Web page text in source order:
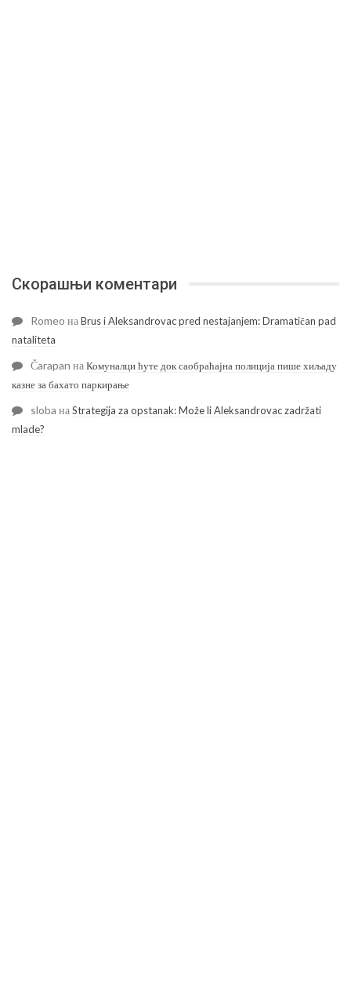
Скорашњи коментари
Romeo наBrus i Aleksandrovac pred nestajanjem: Dramatičan pad
nataliteta
Čarapan наКомуналци ћуте док саобраћајна полиција пише хиљаду
казне за бахато паркирање
sloba наStrategija za opstanak: Može li Aleksandrovac zadržati
mlade?